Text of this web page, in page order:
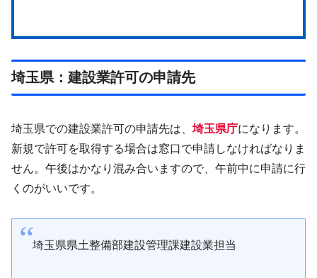
埼玉県：建設業許可の申請先
埼玉県での建設業許可の申請先は、 埼玉県庁になります。
新規で許可を取得する場合は窓口で申請しなければなりま
せん。午後はかなり混み合いますので、午前中に申請に行
くのがいいです。
埼玉県県土整備部建設管理課建設業担当